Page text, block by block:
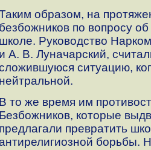
образом, на
безбожников по вопросу
школе. Руководство
и А. В. Луначарский,
ситуацию,
нейтральной.
В то же время им
Безбожников, которые
предлагали превратить
борьбы.